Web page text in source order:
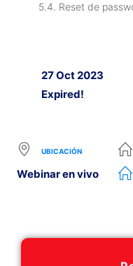
5.4. Reset de
27 Oct 2023
Expired!
UBICACIÓN
Webinar en vivo